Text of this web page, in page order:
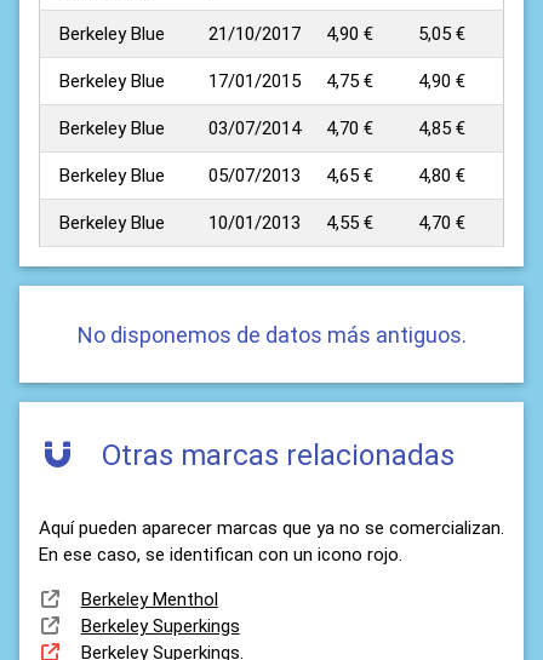
Berkeley Blue 21/10/2017 4,90 € 5,05 €
Berkeley Blue 17/01/2015 4,75 € 4,90 €
Berkeley Blue 03/07/2014 4,70 € 4,85 €
Berkeley Blue 05/07/2013 4,65 € 4,80 €
Berkeley Blue 10/01/2013 4,55 € 4,70 €
No disponemos de datos más antiguos.
Otras marcas relacionadas
Aquí pueden aparecer marcas que ya no se comercializan.
En ese caso, se identifican con un icono rojo.
Berkeley Menthol
Berkeley Superkings
Berkeley Superkings.